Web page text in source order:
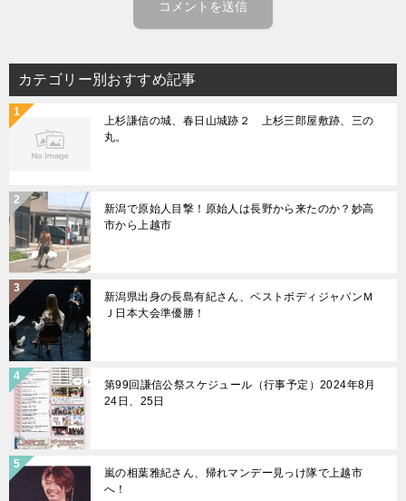
カテゴリー別おすすめ記事
上杉謙信の城、春日山城跡２ 上杉三郎屋敷跡、三の
丸。
新潟で原始人目撃！原始人は長野から来たのか？妙高
市から上越市
新潟県出身の長島有紀さん、ベストボディジャパンＭ
Ｊ日本大会準優勝！
第99回謙信公祭スケジュール（行事予定）2024年8月
24日、25日
嵐の相葉雅紀さん、帰れマンデー見っけ隊で上越市
へ！